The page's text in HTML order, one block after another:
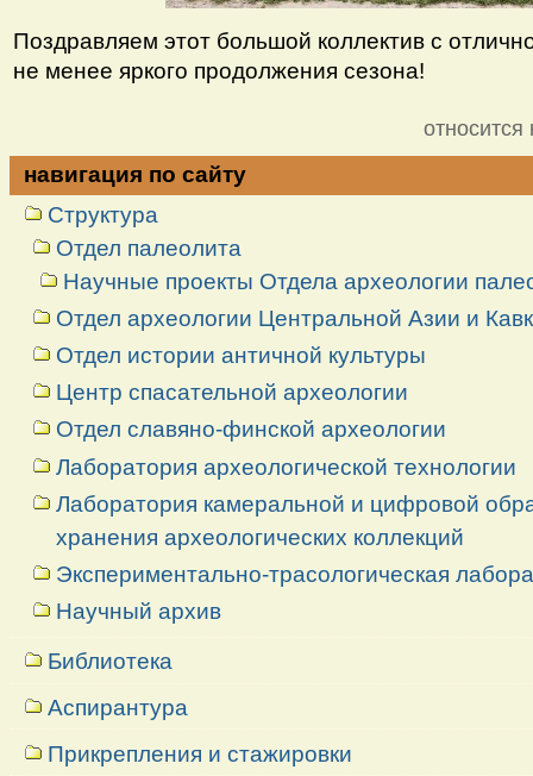
Поздравляем этот большой коллектив с
не менее яркого продолжения сезона!
относится
навигация по сайту
Структура
Отдел палеолита
Научные проекты Отдела археологии
Отдел археологии Центральной Азии и
Отдел истории античной культуры
Центр спасательной археологии
Отдел славяно-финской археологии
Лаборатория археологической технологии
Лаборатория камеральной и цифровой
хранения археологических коллекций
Экспериментально-трасологическая
Научный архив
Библиотека
Аспирантура
Прикрепления и стажировки